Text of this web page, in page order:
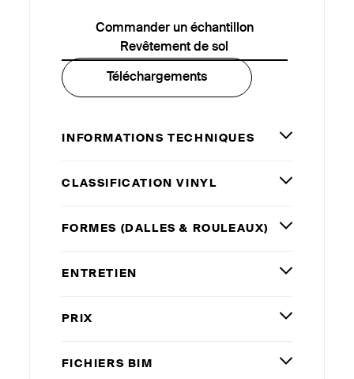
Commander un échantillon
Revêtement de sol
Téléchargements
INFORMATIONS TECHNIQUES
CLASSIFICATION VINYL
FORMES (DALLES& ROULEAUX)
ENTRETIEN
PRIX
FICHIERS BIM